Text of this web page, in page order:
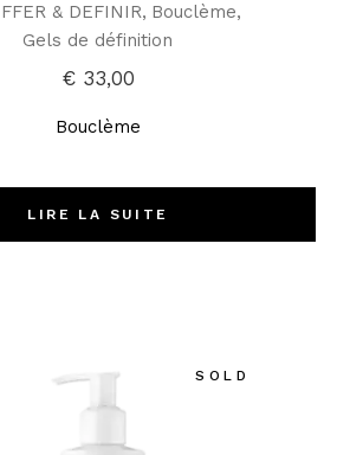
& DEFINIR Bouclème
Gels de définition
€33,00
Bouclème
LIRE LA SUITE
SOLD